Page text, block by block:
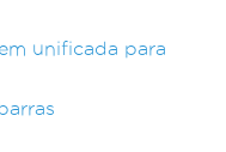
unificada para